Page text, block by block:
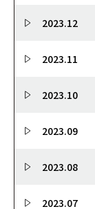
2023.12
2023.11
2023.10
2023.09
2023.08
2023.07